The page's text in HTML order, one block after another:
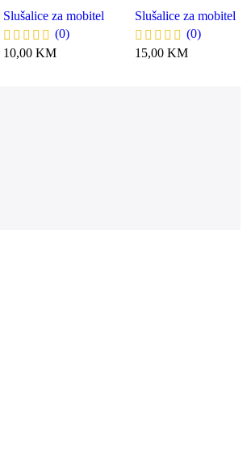
Slušalice za mobitel
(0)
10,00 KM
Slušalice za mobitel
(0)
15,00 KM